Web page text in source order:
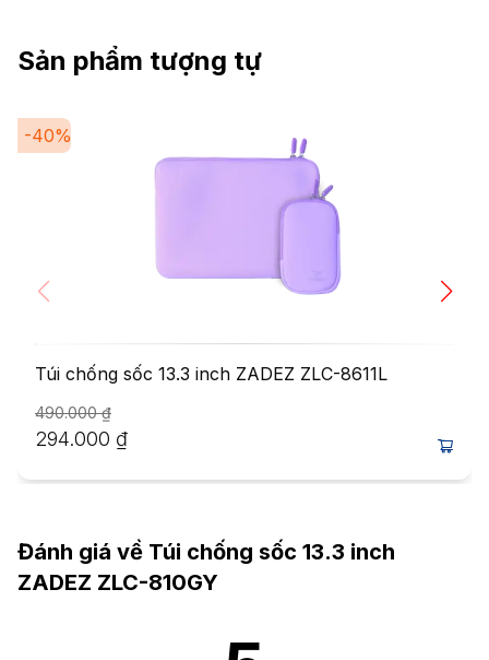
Sản phẩm tượng tự
-40%
Túi chống sốc 13.3 inch ZADEZ ZLC-8611L
490.000₫
294.000 ₫
Đánh giá về Túi chống sốc 13.3 inch
ZADEZ ZLC-810GY